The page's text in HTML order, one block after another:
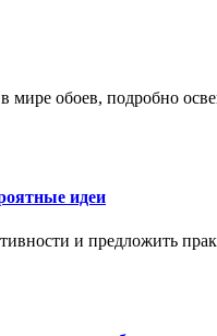
мире обоев, подробно
идеи
и предложить